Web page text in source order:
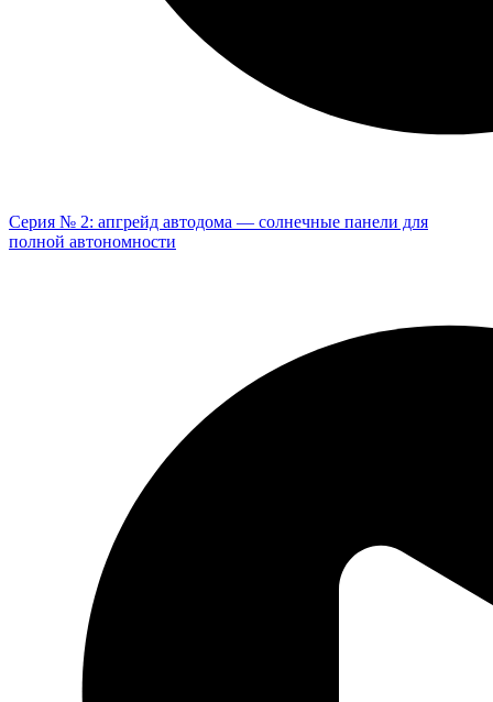
Серия № 2: апгрейд автодома — солнечные панели для
полной автономности